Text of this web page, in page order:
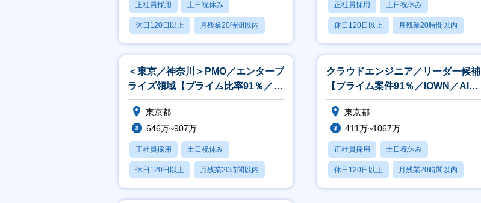
正社員採用 土日祝休み
休日120日以上 月残業20時間以内
賞与あり
正社員採用 土日祝休み
休日120日以上 月残業20時間以内
賞与あり
＜東京／神奈川＞PMO／エンタープ
ライズ領域【プライム比率91％／リ
モート週2～】
東京都
646万~907万
正社員採用 土日祝休み
休日120日以上 月残業20時間以内
賞与あり
クラウドエンジニア／リーダー候補
【プライム案件91％／IOWN／AI／
フルリモート案件あり】
東京都
411万~1067万
正社員採用 土日祝休み
休日120日以上 月残業20時間以内
賞与あり